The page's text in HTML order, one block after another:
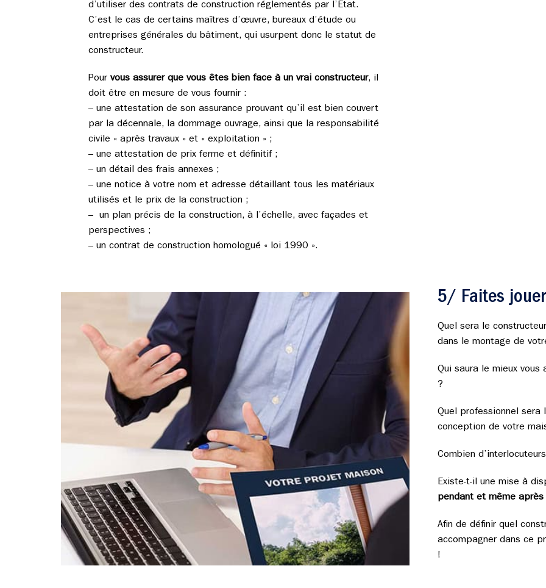
d’utiliser des contrats de construction réglementés par l’État.
C’est le cas de certains maîtres d’œuvre, bureaux d’étude ou
entreprises générales du bâtiment, qui usurpent donc le statut de
constructeur.
Pourvous assurer que vous êtes bien face à un vrai constructeur, il
doit être en mesure de vous fournir :
– une attestation de son assurance prouvant qu’il est bien couvert
par la décennale, la dommage ouvrage, ainsi que la responsabilité
civile « après travaux » et « exploitation » ;
– une attestation de prix ferme et définitif ;
– un détail des frais annexes ;
– une notice à votre nom et adresse détaillant tous les matériaux
utilisés et le prix de la construction ;
– un plan précis de la construction, à l’échelle, avec façades et
perspectives ;
– un contrat de construction homologué « loi 1990 ».
5/ Faites
Quel sera le
dans le montage de
Qui saura le mieux
?
Quel professionnel
conception de votre
Combien
Existe-t-il une mise à
pendant et même après
Afin de définir quel
accompagner dans ce
!